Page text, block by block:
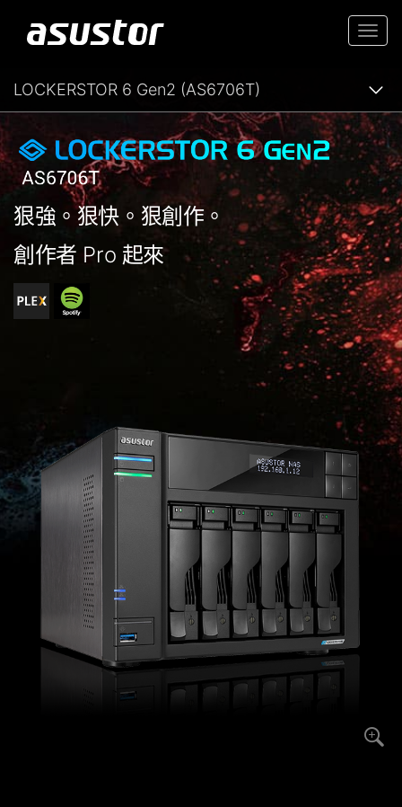
LOCKERSTOR 6 Gen2 (AS6706T)
狠強。狠快。狠創作。
創作者 Pro 起來